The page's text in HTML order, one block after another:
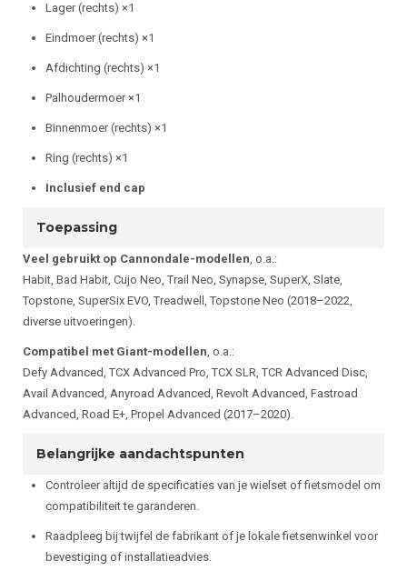
Lager (rechts) ×1
Eindmoer (rechts) ×1
Afdichting (rechts) ×1
Palhoudermoer ×1
Binnenmoer (rechts) ×1
Ring (rechts) ×1
Inclusief end cap
Toepassing
Veel gebruikt op Cannondale-modellen, o.a.:
Habit, Bad Habit, Cujo Neo, Trail Neo, Synapse, SuperX, Slate,
Topstone, SuperSix EVO, Treadwell, Topstone Neo (2018–2022,
diverse uitvoeringen).
Compatibel met Giant-modellen, o.a.:
Defy Advanced, TCX Advanced Pro, TCX SLR, TCR Advanced Disc,
Avail Advanced, Anyroad Advanced, Revolt Advanced, Fastroad
Advanced, Road E+, Propel Advanced (2017–2020).
Belangrijke aandachtspunten
Controleer altijd de specificaties van je wielset of fietsmodel om
compatibiliteit te garanderen.
Raadpleeg bij twijfel de fabrikant of je lokale fietsenwinkel voor
bevestiging of installatieadvies.